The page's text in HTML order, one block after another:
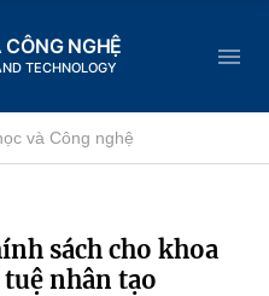
NGHỆ
TECHNOLOGY
và Công nghệ
sách cho khoa
nhân tạo